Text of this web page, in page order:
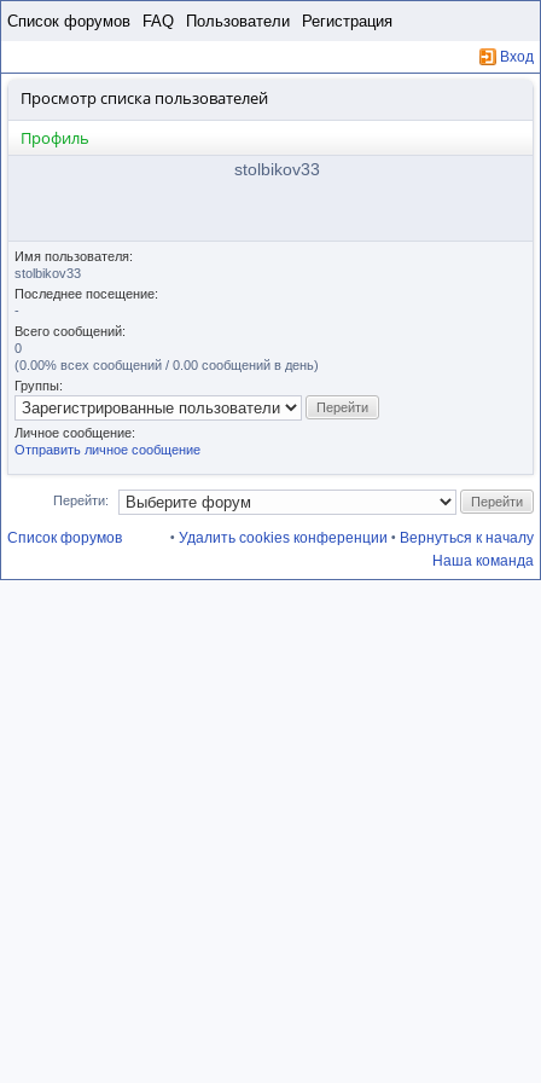
Список форумов FAQ Пользователи Регистрация
Вход
Просмотр списка пользователей
Профиль
stolbikov33
Имя пользователя:
stolbikov33
Последнее посещение:
-
Всего сообщений:
0
(0.00% всех сообщений / 0.00 сообщений в день)
Группы:
Личное сообщение:
Отправить личное сообщение
Перейти:
Список форумов • Вернуться к началу
• Удалить cookies конференции
Наша команда